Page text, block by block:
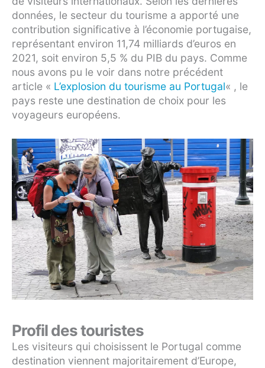
données, le secteur du tourisme a apporté une
contribution significative à l’économie portugaise,
représentant environ 11,74 milliards d’euros en
2021, soit environ 5,5 % du PIB du pays. Comme
nous avons pu le voir dans notre précédent
article « L’explosion du tourisme au Portugal« , le
pays reste une destination de choix pour les
voyageurs européens.
Profil des touristes
Les visiteurs qui choisissent le Portugal comme
destination viennent majoritairement d’Europe,